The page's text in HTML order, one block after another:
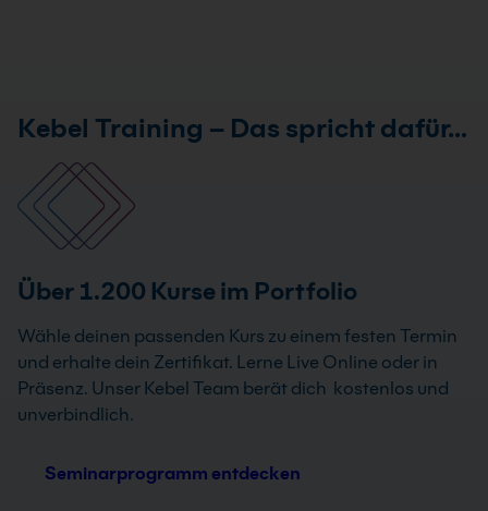
Kebel Training – Das spricht dafür…
Über 1.200 Kurse im Portfolio
Wähle deinen passenden Kurs zu einem festen Termin
und erhalte dein Zertifikat. Lerne Live Online oder in
Präsenz. Unser Kebel Team berät dich kostenlos und
unverbindlich.
Seminarprogramm entdecken